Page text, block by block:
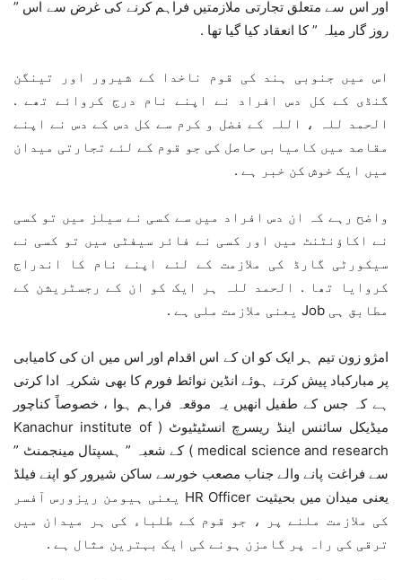
اور اس سے متعلق تجارتی ملازمتیں فراہم کرنے کی غرض سے اس ”
روز گار میلہ ” کا انعقاد کیا گیا تھا .
اس میں جنوبی ہند کی قوم ناخدا کے شیرور اور تینگن
گنڈی کے کل دس افراد نے اپنے نام درج کروائے تھے .
الحمد للہ ، اللہ کے فضل و کرم سے کل دس کے دس نے اپنے
مقاصد میں کامیابی حاصل کی جو قوم کے لئے تجارتی میدان
میں ایک خوش کن خبر ہے .
واضح رہے کہ ان دس افراد میں سے کسی نے سیلز میں تو کسی
نے اکاؤنٹنٹ میں اور کسی نے فائر سیفٹی میں تو کسی نے
سیکورٹی گارڈ کی ملازمت کے لئے اپنے نام کا اندراج
کروایا تھا . الحمد للہ ہر ایک کو ان کے رجسٹریشن کے
مطابق ہی Job یعنی ملازمت ملی ہے .
امژو زون تیم ہر ایک کو ان کے اس اقدام اور اس میں ان کی کامیابی
پر مبارکباد پیش کرتے ہوئے انڈین نوائط فورم کا بھی شکریہ ادا کرتی
ہے کہ جس کے طفیل انھیں یہ موقعہ فراہم ہوا ، خصوصاً کناچور
میڈیکل سائنس اینڈ ریسرچ انسٹیٹیوٹ ( Kanachur institute of
medical science and research ) کے شعبہ ” ہسپتال مینجمنٹ ”
سے فراغت پانے والے جناب مصعب خورسے ساکن شیرور کو اپنے فیلڈ
یعنی میدان میں بحیثیت HR Officer یعنی ہیومن ریزورس آفسر
کی ملازمت ملنے پر ، جو قوم کے طلباء کی ہر میدان میں
ترقی کی راہ پر گامزن ہونے کی ایک بہترین مثال ہے .